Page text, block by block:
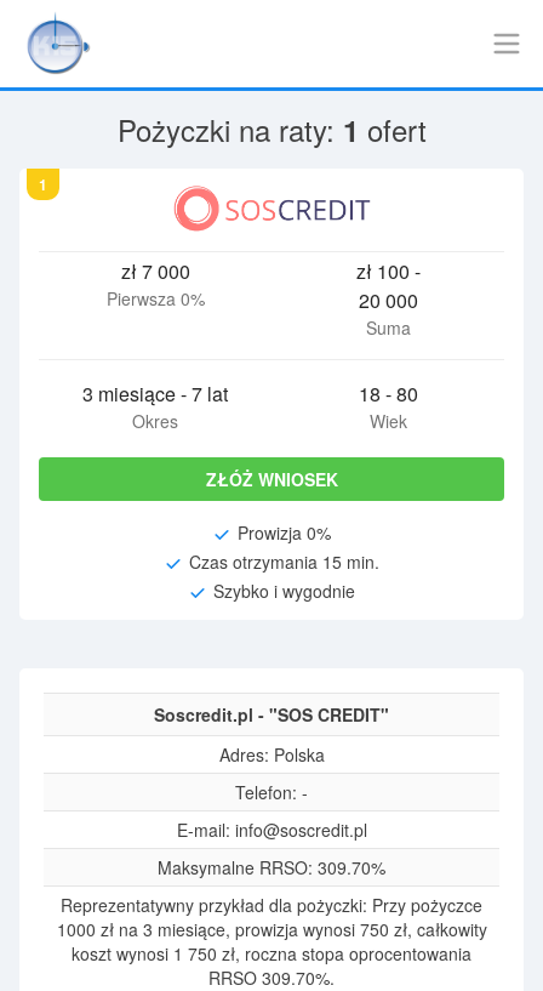
Pożyczki na raty: 1 ofert
1
zł 7 000
Pierwsza 0%
zł 100 -
20 000
Suma
3 miesiące-7 lat
Okres
18 - 80
Wiek
ZŁÓŻ WNIOSEK
Prowizja 0%
Czas otrzymania 15 min.
Szybko i wygodnie
Soscredit.pl - "SOS CREDIT"
Adres: Polska
Telefon: -
E-mail: info@soscredit.pl
Maksymalne RRSO: 309.70%
Reprezentatywny przykład dla pożyczki: Przy pożyczce
1000 zł na 3 miesiące, prowizja wynosi 750 zł, całkowity
koszt wynosi 1 750 zł, roczna stopa oprocentowania
RRSO 309.70%.